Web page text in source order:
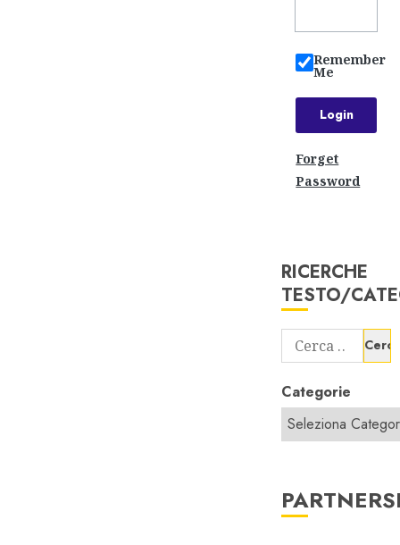
Remember
Me
Forget
Password
RICERCHE
TESTO/
Ricerca
per:
Categorie